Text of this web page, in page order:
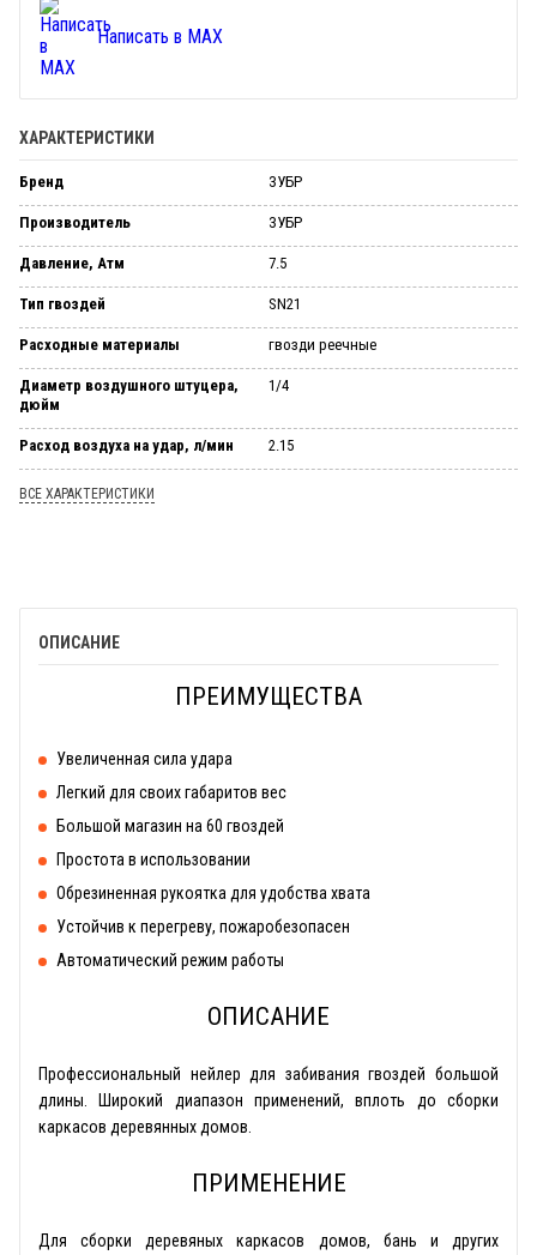
Написать в MAX
ХАРАКТЕРИСТИКИ
Бренд ЗУБР
Производитель ЗУБР
Давление, Атм 7.5
Тип гвоздей SN21
Расходные материалы гвозди реечные
Диаметр воздушного штуцера,
дюйм
1/4
Расход воздуха на удар, л/мин 2.15
ВСЕ ХАРАКТЕРИСТИКИ
ОПИСАНИЕ
ПРЕИМУЩЕСТВА
Увеличенная сила удара
Легкий для своих габаритов вес
Большой магазин на 60 гвоздей
Простота в использовании
Обрезиненная рукоятка для удобства хвата
Устойчив к перегреву, пожаробезопасен
Автоматический режим работы
ОПИСАНИЕ
Профессиональный нейлер для забивания гвоздей большой
длины. Широкий диапазон применений, вплоть до сборки
каркасов деревянных домов.
ПРИМЕНЕНИЕ
Для сборки деревяных каркасов домов, бань и других